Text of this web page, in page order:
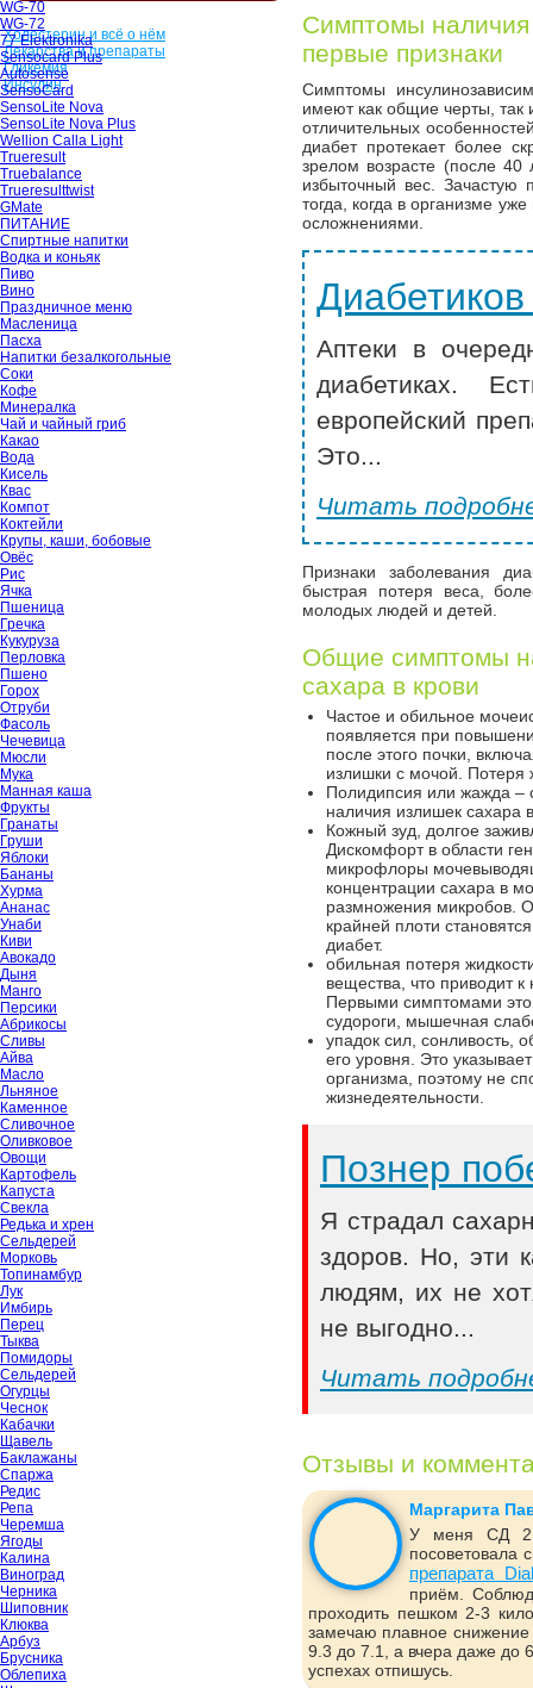
WG-70
WG-72
77 Elektronika
Sensocard Plus
Autosense
SensoCard
SensoLite Nova
SensoLite Nova Plus
Wellion Calla Light
Trueresult
Truebalance
Trueresulttwist
GMate
ПИТАНИЕ
Спиртные напитки
Водка и коньяк
Пиво
Вино
Праздничное меню
Масленица
Пасха
Напитки безалкогольные
Соки
Кофе
Минералка
Чай и чайный гриб
Какао
Вода
Кисель
Квас
Компот
Коктейли
Крупы, каши, бобовые
Овёс
Рис
Ячка
Пшеница
Гречка
Кукуруза
Перловка
Пшено
Горох
Отруби
Фасоль
Чечевица
Мюсли
Мука
Манная каша
Фрукты
Гранаты
Груши
Яблоки
Бананы
Хурма
Ананас
Унаби
Киви
Авокадо
Дыня
Манго
Персики
Абрикосы
Сливы
Айва
Масло
Льняное
Каменное
Сливочное
Оливковое
Овощи
Картофель
Капуста
Свекла
Редька и хрен
Сельдерей
Морковь
Топинамбур
Лук
Имбирь
Перец
Тыква
Помидоры
Сельдерей
Огурцы
Чеснок
Кабачки
Щавель
Баклажаны
Спаржа
Редис
Репа
Черемша
Ягоды
Калина
Виноград
Черника
Шиповник
Клюква
Арбуз
Брусника
Облепиха
Холестерин и всё о нём
Лекарства и препараты
Гликемия
Инсулин
Симптомы наличия
первые признаки
Симптомы
имеют как общие черты, так
отличительных
диабет протекает более
зрелом возрасте (после 40
избыточный вес.
тогда, когда в организме
осложнениями.
Аптеки в
диабетиках.
европейский
Это...
Читать
Признаки заболевания
быстрая потеря веса,
молодых людей и детей.
Общие симптомы
сахара в крови
Частое и обильное
появляется при
после этого почки,
излишки с мочой. Потеря
Полидипсия или жажда –
наличия излишек сахара
Кожный зуд, долгое
Дискомфорт в области
микрофлоры
концентрации сахара в
размножения микробов.
крайней плоти
диабет.
обильная потеря
вещества, что приводит
Первыми симптомами
судороги, мышечная
упадок сил, сонливость,
его уровня. Это
организма, поэтому не
жизнедеятельности.
Познер
Я страдал
здоров. Но, эти
людям, их не
не выгодно...
Читать
Отзывы и
Маргарита
У меня СД 2
посоветовала
препарата
приём.
проходить пешком 2-3
замечаю плавное снижение
9.3 до 7.1, а вчера даже до
успехах отпишусь.